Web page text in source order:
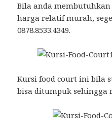
Bila anda
harga relatif murah,
0878.8533.4349.
Kursi food court ini bila
bisa ditumpuk sehingga